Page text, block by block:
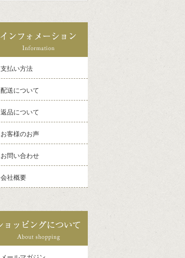
支払い方法
配送について
返品について
お客様のお声
お問い合わせ
会社概要